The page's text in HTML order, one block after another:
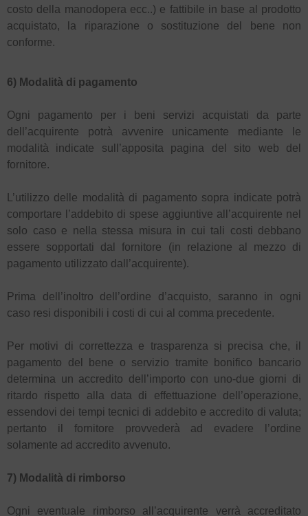
costo della manodopera ecc..) e fattibile in base al prodotto
acquistato, la riparazione o sostituzione del bene non
conforme.
6) Modalità di pagamento
Ogni pagamento per i beni servizi acquistati da parte
dell’acquirente potrà avvenire unicamente mediante le
modalità indicate sull’apposita pagina del sito web del
fornitore.
L’utilizzo delle modalità di pagamento sopra indicate potrà
comportare l’addebito di spese aggiuntive all’acquirente nel
solo caso e nella stessa misura in cui tali costi debbano
essere sopportati dal fornitore (in relazione al mezzo di
pagamento utilizzato dall’acquirente).
Prima dell’inoltro dell’ordine d’acquisto, saranno in ogni
caso resi disponibili i costi di cui al comma precedente.
Per motivi di correttezza e trasparenza si precisa che, il
pagamento del bene o servizio tramite bonifico bancario
determina un accredito dell’importo con uno-due giorni di
ritardo rispetto alla data di effettuazione dell’operazione,
essendovi dei tempi tecnici di addebito e accredito di valuta;
pertanto il fornitore provvederà ad evadere l’ordine
solamente ad accredito avvenuto.
7) Modalità di rimborso
Ogni eventuale rimborso all’acquirente verrà accreditato